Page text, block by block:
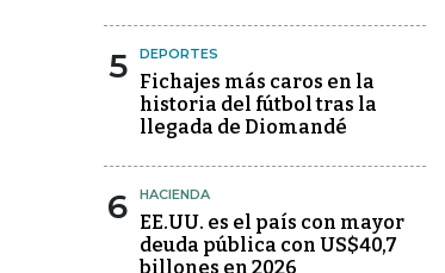
5 DEPORTES
Fichajes más caros en la
historia del fútbol tras la
llegada de Diomandé
6 HACIENDA
EE.UU. es el país con mayor
deuda pública con US$40,7
billones en 2026